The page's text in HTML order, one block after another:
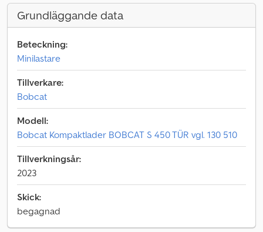
Grundläggande data
Beteckning:
Minilastare
Tillverkare:
Bobcat
Modell:
Bobcat Kompaktlader BOBCAT S 450 TÜR vgl. 130 510
Tillverkningsår:
2023
Skick:
begagnad